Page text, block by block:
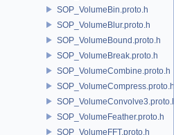
SOP_VolumeBin.proto.h
SOP_VolumeBlur.proto.h
SOP_VolumeBound.proto.h
SOP_VolumeBreak.proto.h
SOP_VolumeCombine.proto.h
SOP_VolumeCompress.proto.h
SOP_VolumeConvolve3.proto.h
SOP_VolumeFeather.proto.h
SOP_VolumeFFT.proto.h